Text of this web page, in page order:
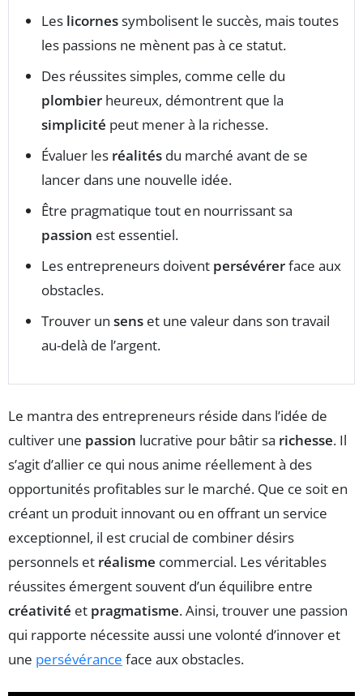
Les licornessymbolisent le succès, mais toutes
les passions ne mènent pas à ce statut.
Des réussites simples, comme celle du
plombier heureux, démontrent que la
simplicité peut mener à la richesse.
Évaluer les réalités du marché avant de se
lancer dans une nouvelle idée.
Être pragmatique tout en nourrissant sa
passion est essentiel.
Les entrepreneurs doivent persévérerface aux
obstacles.
Trouver un sens et une valeur dans son travail
au-delà de l’argent.
Le mantra des entrepreneurs réside dans l’idée de
cultiver une passion lucrative pour bâtir sa richesse. Il
s’agit d’allier ce qui nous anime réellement à des
opportunités profitables sur le marché. Que ce soit en
créant un produit innovant ou en offrant un service
exceptionnel, il est crucial de combiner désirs
personnels et réalisme commercial. Les véritables
réussites émergent souvent d’un équilibre entre
créativité et pragmatisme. Ainsi, trouver une passion
qui rapporte nécessite aussi une volonté d’innover et
une persévérance face aux obstacles.